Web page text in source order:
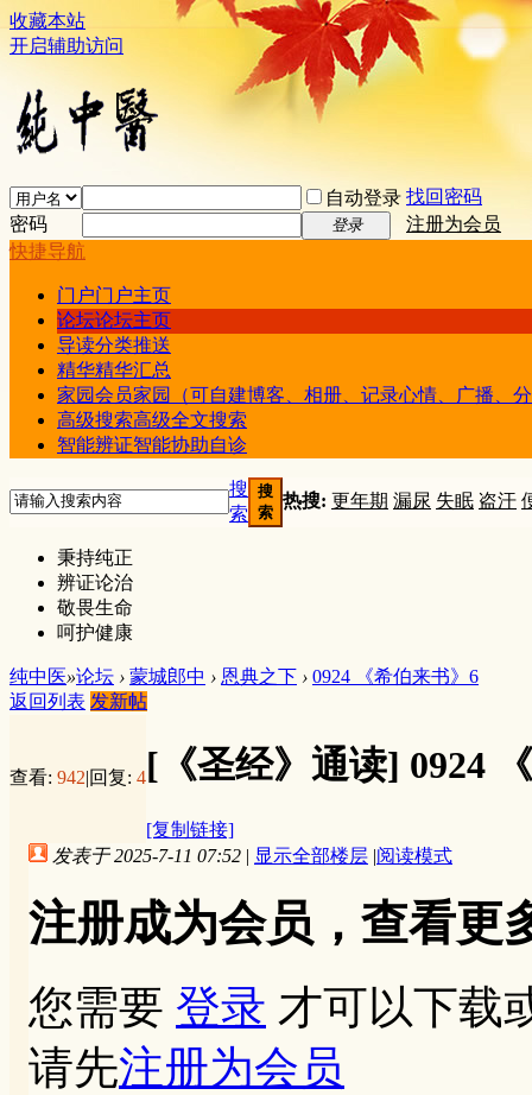
收藏本站
开启辅助访问
自动登录 找回密码
密码
登录
注册为会员
快捷导航
门户门户主页
论坛论坛主页
导读分类推送
精华精华汇总
家园会员家园（可自建博客、相册、记录心情、广播、
高级搜索高级全文搜索
智能辨证智能协助自诊
搜
索
搜
索
热搜: 更年期 漏尿 失眠 盗汗
秉持纯正
辨证论治
敬畏生命
呵护健康
纯中医»论坛 › 蒙城郎中 › 恩典之下 › 0924 《希伯来书》6
返回列表 发新帖
查看: 942|回复: 4[《圣经》通读] 0924
[复制链接]
发表于 2025-7-11 07:52 | 显示全部楼层 |阅读模式
注册成为会员，查看更
您需要 登录 才可以下载
请先注册为会员